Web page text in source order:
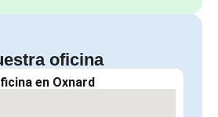
oficina
en Oxnard